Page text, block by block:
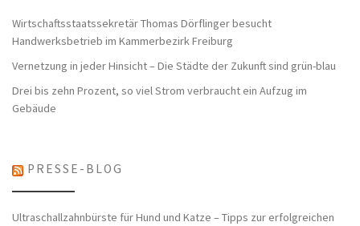
Wirtschaftsstaatssekretär Thomas Dörflinger besucht
Handwerksbetrieb im Kammerbezirk Freiburg
Vernetzung in jeder Hinsicht – Die Städte der Zukunft sind grün-blau
Drei bis zehn Prozent, so viel Strom verbraucht ein Aufzug im
Gebäude
PRESSE-BLOG
Ultraschallzahnbürste für Hund und Katze – Tipps zur erfolgreichen